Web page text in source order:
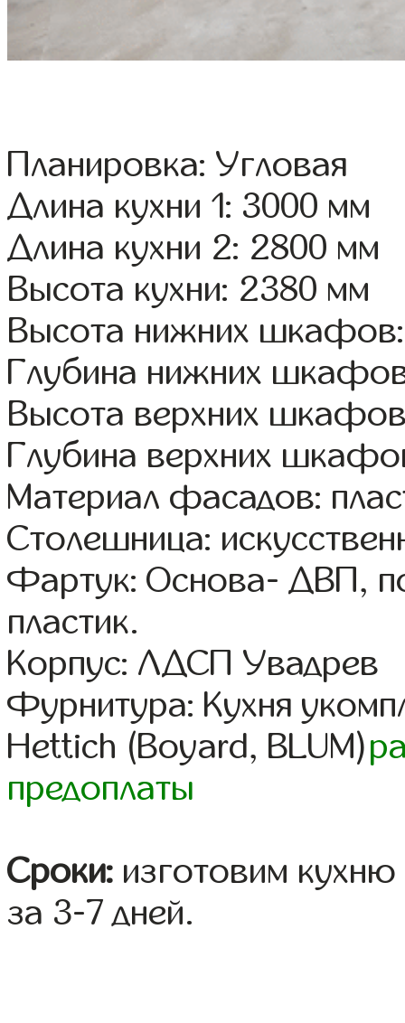
Планировка: Угловая
Длина кухни 1: 3000 мм
Длина кухни 2: 2800 мм
Высота кухни: 2380 мм
Высота нижних
Глубина нижних
Высота верхних
Глубина верхних
Материал фасадов:
Столешница:
Фартук: Основа- ДВП,
пластик.
Корпус: ЛДСП Увадрев
Фурнитура: Кухня
Hettich (Boyard, BLUM)
предоплаты
Сроки: изготовим
за 3-7 дней.